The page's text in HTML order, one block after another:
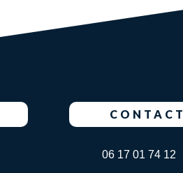
CONTACT
06 17 01 74 12